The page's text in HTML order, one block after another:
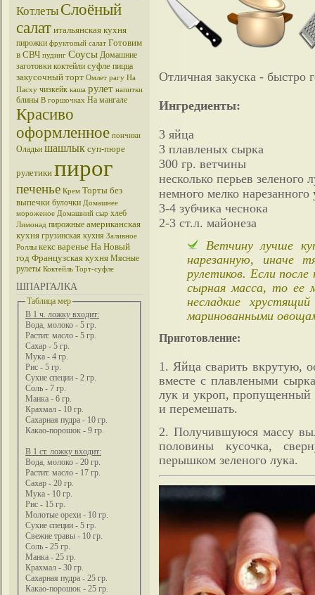
Котлеты Слоёный
салат итальянская кухня
пирожки фруктовый салат Готовим
в СВЧ пудинг Соусы Домашние
заготовки коктейли суфле пицца
закусочный торт Омлет рагу На
Пасху чизкейк каша рулет напитки
блины В горшочках На мангале
Красиво
оформленное пончики
Оладьи шашлык суп-пюре
рулетики пирог
печенье Крем Торты без
выпечки булочки Домашнее
мороженое Домашний сыр хлеб
Лимонад пирожные американская
кухня грузинская кухня Заливное
Роллы кекс варенье На Новый
год Французская кухня Мясные
рулеты Коктейль Торт-суфле
ШПАРГАЛКА
Таблица мер
В 1 ч. ложку входит:
Вода, молоко - 5 гр.
Растит. масло - 5 гр.
Сахар - 5 гр.
Мука - 4 гр.
Рис - 5 гр.
Сухие специи - 2 гр.
Соль - 7 гр.
Манка - 6 гр.
Крахмал - 10 гр.
Сахарная пудра - 10 гр.
Какао-порошок - 9 гр.
В 1 ст. ложку входит:
Вода, молоко - 20 гр.
Растит. масло - 17 гр.
Сахар - 20 гр.
Мука - 10 гр.
Рис - 15 гр.
Молотые орехи - 10 гр.
Сухие специи - 5 гр.
Свежие травы - 10 гр.
Соль - 25 гр.
Манка - 25 гр.
Крахмал - 30 гр.
Сахарная пудра - 25 гр.
Какао-порошок - 25 гр.
Отличная закуска - быстро
Ингредиенты:
3 яйца
3 плавленых сырка
300 гр. ветчины
несколько перьев зеленого
немного мелко нарезанного
3-4 зубчика чеснока
2-3 ст.л. майонеза
Ветчину лучше
нарезанную, иначе
рулетиков. Если
сырная масса, то ее
несладкие
маринованными
Приготовление:
1. Яйца сварить вкрутую,
вместе с плавлеными
лук и укроп, пропущенный
и перемешать.
2. Получившуюся массу
половины кусочка,
перышком зеленого лука.